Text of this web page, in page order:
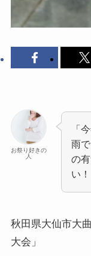
お祭り好きの
人
「
雨
の
い！
秋田県大仙市大
大会」